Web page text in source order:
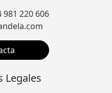
981 220 606
Legales